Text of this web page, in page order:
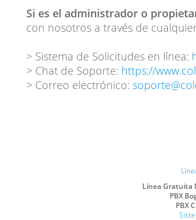
Si es el administrador o
con nosotros a través de
> Sistema de Solicitudes en línea:
> Chat de Soporte: https://
> Correo electrónico:
Línea Gratuita
PBX
PBX